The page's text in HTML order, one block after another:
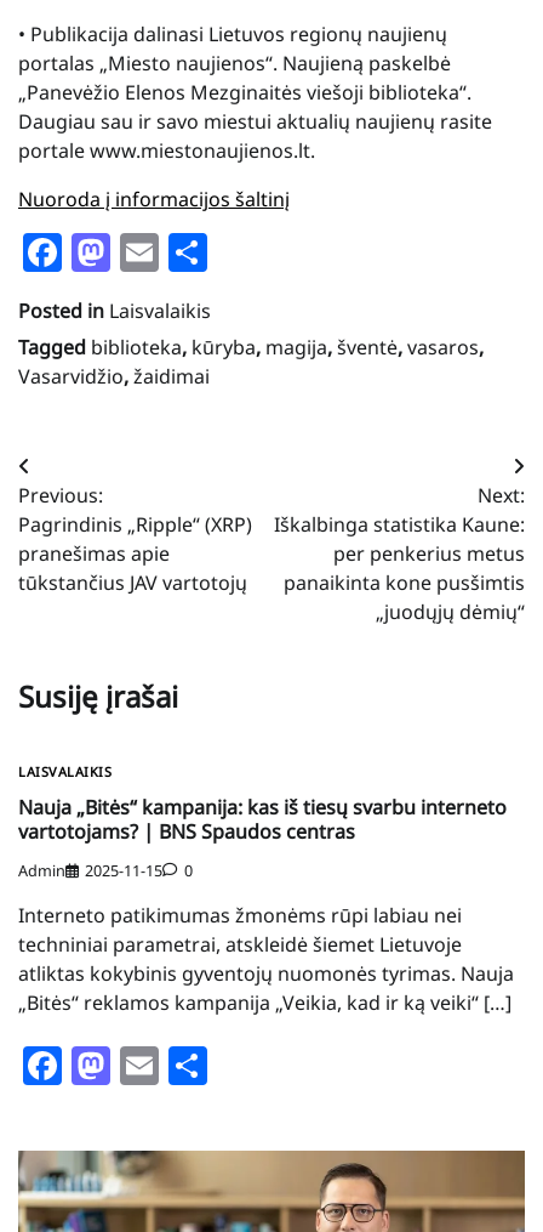
• Publikacija dalinasi Lietuvos regionų naujienų
portalas „Miesto naujienos“. Naujieną paskelbė
„Panevėžio Elenos Mezginaitės viešoji biblioteka“.
Daugiau sau ir savo miestui aktualių naujienų rasite
portale www.miestonaujienos.lt.
Nuoroda į informacijos šaltinį
Facebook
Mastodon
Email
Posted in Laisvalaikis
Tagged biblioteka, kūryba, magija,šventė,vasaros,
Vasarvidžio,žaidimai
Navigacija
tarp
įrašų
Previous:
Pagrindinis „Ripple“ (XRP)
pranešimas apie
tūkstančius JAV vartotojų
Next:
Iškalbinga statistika Kaune:
per penkerius metus
panaikinta kone pusšimtis
„juodųjų dėmių“
Susiję įrašai
LAISVALAIKIS
Nauja „Bitės“ kampanija: kas iš tiesų svarbu interneto
vartotojams? | BNS Spaudos centras
Admin 2025-11-15 0
Interneto patikimumas žmonėms rūpi labiau nei
techniniai parametrai, atskleidė šiemet Lietuvoje
atliktas kokybinis gyventojų nuomonės tyrimas. Nauja
„Bitės“ reklamos kampanija „Veikia, kad ir ką veiki“ […]
Facebook
Mastodon
Email